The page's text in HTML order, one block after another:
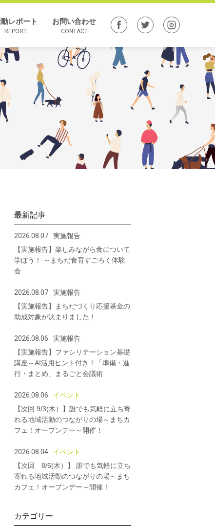
レポート
REPORT
お問い合わせ
CONTACT
最新記事
2026.08.07
実施報告
【実施報告】楽しみながら食について
学ぼう！ ～まちだ食育すごろく体験
会
2026.08.07
実施報告
【実施報告】まちだづくり応援基金の
助成対象が決まりました！
2026.08.06
実施報告
【実施報告】ファシリテーション基礎
講座～AI活用ヒント付き！「準備・進
行・まとめ」まるごと会議術
2026.08.06
イベント
【次回 9/3(木）】誰でも気軽に立ち寄
れる地域活動のつながりの場～まちカ
フェ！オープンデー～開催！
2026.08.04
イベント
【次回 8/6(木）】 誰でも気軽に立ち
寄れる地域活動のつながりの場～まち
カフェ！オープンデー～開催！
カテゴリー